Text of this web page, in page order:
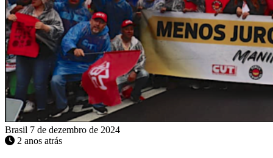
Brasil 7 de dezembro de 2024
2 anos atrás